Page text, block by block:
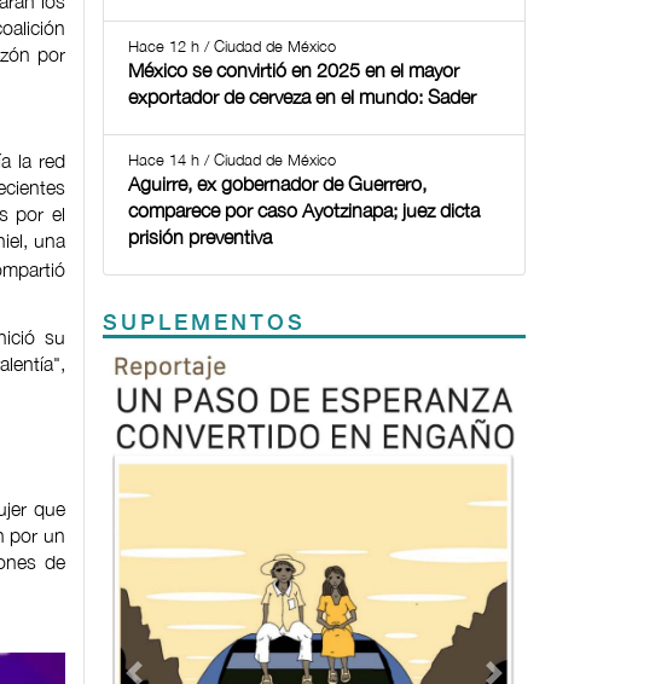
por
la red
por el
una
su
que
por un
de
Hace 12 h / Ciudad de México
México se convirtió en 2025 en el mayor
exportador de cerveza en el mundo: Sader
Hace 14 h / Ciudad de México
Aguirre, ex gobernador de Guerrero,
comparece por caso Ayotzinapa; juez dicta
prisión preventiva
SUPLEMENTOS
Previous
TODOS LOS SUPLEMENTOS